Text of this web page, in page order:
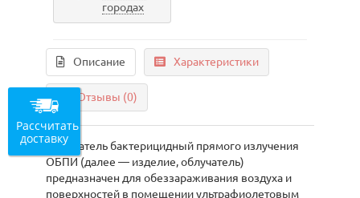
городах
Описание Характеристики
Отзывы (0)
Облучатель бактерицидный прямого излучения
ОБПИ (далее — изделие, облучатель)
предназначен для обеззараживания воздуха и
поверхностей в помещении ультрафиолетовым
Рассчитать
доставку